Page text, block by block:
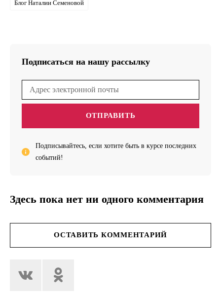
Блог Наталии Семеновой
Подписаться на нашу рассылку
ОТПРАВИТЬ
Подписывайтесь, если хотите быть в курсе последних
событий!
Здесь пока нет ни одного комментария
ОСТАВИТЬ КОММЕНТАРИЙ